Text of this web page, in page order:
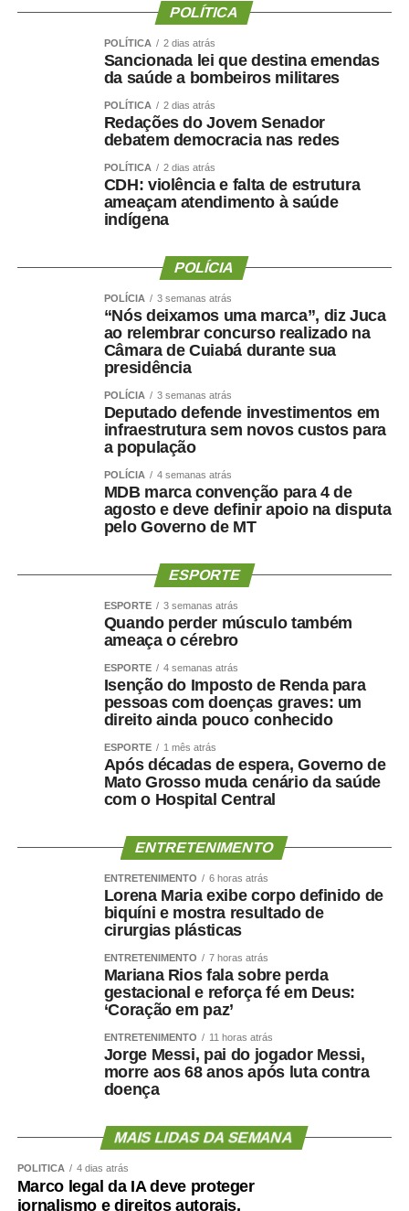
longo dos anos ,maior foi o risco observado.
Não basta saber quanto peso uma pessoa
perdeu. Precisamos saber quanto músculo e quanta
força ela conseguiu preservar.
Emagrecer , nem sempre
Uma perda de peso mal conduzida pode incluir perda
significativa de massa muscular, principalmente em
pessoas mais velhas, sedentárias, submetidas a dietas
muito restritivas ou a tratamentos sem acompanhamento
Mesmo com o avanço dos medicamentos para
obesidade, o objetivo não deve ser apenas reduzir o
número na balança. O tratamento precisa preservar
músculo, reduzir gordura visceral, melhorar o
O paciente não deve apenas ficar mais leve. Deve
mais saudável, mais forte e funcionalmente mais
Por que o músculo influencia
a saúde cerebral?
A relação entre músculo e cérebro é complexa, mas
alguns mecanismos ajudam a explicá-la.
reduzir o gasto energético, aumentar o sedentarismo e
como hipertensão, diabetes, apneia do sono e colesterol
elevado afetam os vasos sanguíneos que irrigam tanto o
coração quanto o cérebro.
Por isso, preservar músculo é muito mais do que uma
questão estética. É uma estratégia de proteção
metabólica, cardiovascular, funcional e possivelmente
Como enfrentar
cientificamente esse problema
?
POLÍTICA
POLÍTICA 2 dias atrás
Sancionada lei que destina emendas
da saúde a bombeiros militares
POLÍTICA 2 dias atrás
Redações do Jovem Senador
debatem democracia nas redes
POLÍTICA 2 dias atrás
CDH: violência e falta de estrutura
ameaçam atendimento à saúde
indígena
POLÍCIA
POLÍCIA 3 semanas atrás
“Nós deixamos uma marca”, diz Juca
ao relembrar concurso realizado na
Câmara de Cuiabá durante sua
presidência
POLÍCIA 3 semanas atrás
Deputado defende investimentos em
infraestrutura sem novos custos para
a população
POLÍCIA 4 semanas atrás
MDB marca convenção para 4 de
agosto e deve definir apoio na disputa
pelo Governo de MT
ESPORTE
ESPORTE 3 semanas atrás
Quando perder músculo também
ameaça o cérebro
ESPORTE 4 semanas atrás
Isenção do Imposto de Renda para
pessoas com doenças graves: um
direito ainda pouco conhecido
ESPORTE 1 mês atrás
Após décadas de espera, Governo de
Mato Grosso muda cenário da saúde
com o Hospital Central
ENTRETENIMENTO
ENTRETENIMENTO 6 horas atrás
Lorena Maria exibe corpo definido de
biquíni e mostra resultado de
cirurgias plásticas
ENTRETENIMENTO 7 horas atrás
Mariana Rios fala sobre perda
gestacional e reforça fé em Deus:
‘Coração em paz’
ENTRETENIMENTO 11 horas atrás
Jorge Messi, pai do jogador Messi,
morre aos 68 anos após luta contra
doença
MAIS LIDAS DA SEMANA
POLÍTICA 4 dias atrás
Marco legal da IA deve proteger
jornalismo e direitos autorais,